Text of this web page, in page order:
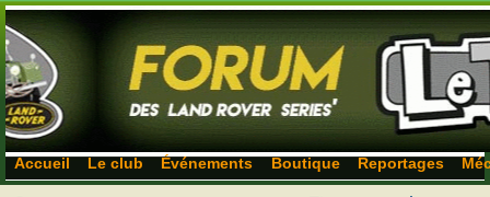
Accueil Le club Événements Boutique Reportages